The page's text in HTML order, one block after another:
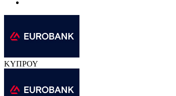
ΚΥΠΡΟΥ